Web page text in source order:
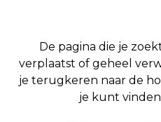
De pagina die je
verplaatst of geheel
je terugkeren naar de
je kunt